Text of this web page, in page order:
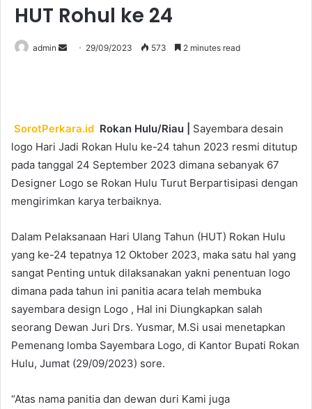
HUT Rohul ke 24
admin
Send 29/09/2023 573 2 minutes read
SorotPerkara.id Rokan Hulu/Riau |
Sayembara desain
logo Hari Jadi Rokan Hulu ke-24 tahun 2023 resmi ditutup
pada tanggal 24 September 2023 dimana sebanyak 67
Designer Logo se Rokan Hulu Turut Berpartisipasi dengan
mengirimkan karya terbaiknya.
Dalam Pelaksanaan Hari Ulang Tahun (HUT) Rokan Hulu
yang ke-24 tepatnya 12 Oktober 2023, maka satu hal yang
sangat Penting untuk dilaksanakan yakni penentuan logo
dimana pada tahun ini panitia acara telah membuka
sayembara design Logo , Hal ini Diungkapkan salah
seorang Dewan Juri Drs. Yusmar, M.Si usai menetapkan
Pemenang lomba Sayembara Logo, di Kantor Bupati Rokan
Hulu, Jumat (29/09/2023) sore.
“Atas nama panitia dan dewan duri Kami juga